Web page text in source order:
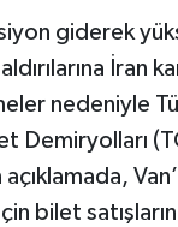
giderek
İran
nedeniyle
Demiryolları
bilet